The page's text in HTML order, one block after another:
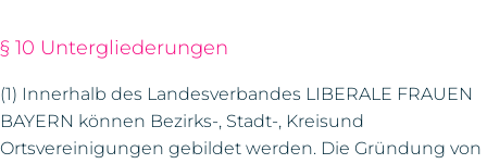
§ 10 Untergliederungen
(1) Innerhalb des Landesverbandes LIBERALE FRAUEN
BAYERN können Bezirks-, Stadt-, Kreisund
Ortsvereinigungen gebildet werden. Die Gründung von